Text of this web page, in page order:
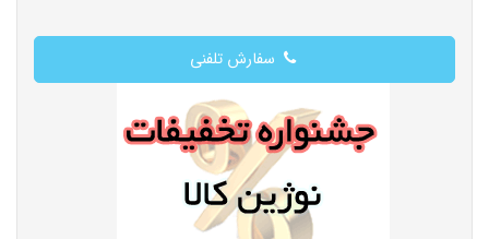
سفارش تلفنی